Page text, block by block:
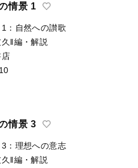
情景 1
1：自然への讃歌
‖編・解説
店
情景 3
3：理想への意志
‖編・解説